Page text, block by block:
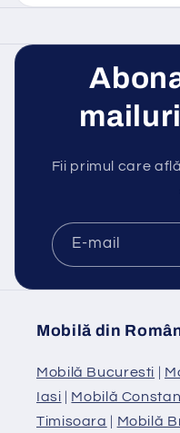
Fii primul care
E-mail
Mobilă din
Mobilă Bucuresti |
Iasi | Mobilă
Timisoara | Mobilă